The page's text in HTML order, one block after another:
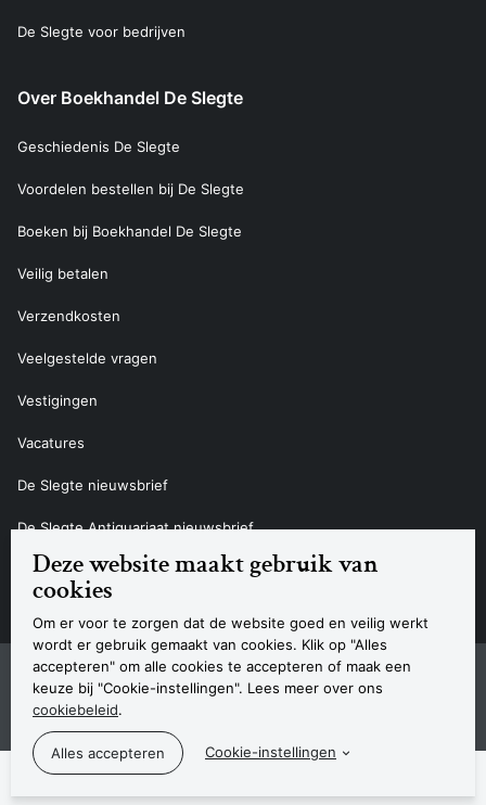
Deze website maakt gebruik van
cookies
Om er voor te zorgen dat de website goed en veilig werkt
wordt er gebruik gemaakt van cookies. Klik op "Alles
accepteren" om alle cookies te accepteren of maak een
keuze bij "Cookie-instellingen". Lees meer over ons
cookiebeleid.
Cookie-instellingen
De Slegte voor bedrijven
Over Boekhandel De Slegte
Geschiedenis De Slegte
Voordelen bestellen bij De Slegte
Boeken bij Boekhandel De Slegte
Veilig betalen
Verzendkosten
Veelgestelde vragen
Vestigingen
Vacatures
De Slegte nieuwsbrief
De Slegte Antiquariaat nieuwsbrief
Contact
Navigatie
SitemapPrivacyverklaring CookieverklaringAlgemene voorwaardenDisclaimer
Contact